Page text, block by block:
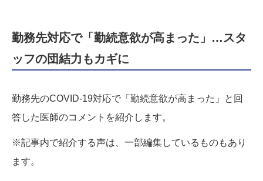
勤務先対応で「勤続意欲が高まった」…スタ
ッフの団結力もカギに
勤務先のCOVID-19対応で「勤続意欲が高まった」と回
答した医師のコメントを紹介します。
※記事内で紹介する声は、一部編集しているものもあり
ます。